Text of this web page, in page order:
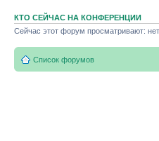
КТО СЕЙЧАС НА КОНФЕРЕНЦИИ
Сейчас этот форум просматривают:
Список форумов